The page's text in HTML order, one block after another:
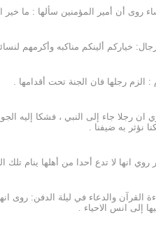
أن أمير المؤمنين سألها : ما خير
خياركم ألينكم مناكبه وأكرمهم
رجلها فان الجنة تحت أقدامها .
ان رجلا جاء إلى النبي ، فشكا إليه
نؤثر به ضيفنا .
انها لا تدع أحدا من أهلها ينام تلك
القرآن والدعاء في ليلة الدفن:
إلى انس الاحياء .